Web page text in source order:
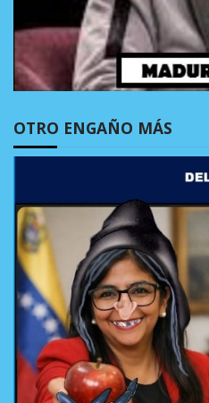
OTRO ENGAÑO MÁS